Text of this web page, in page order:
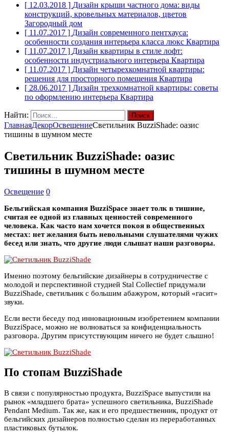
[ 12.03.2018 ] Дизайн крыши частного дома: виды
конструкций, кровельных материалов, цветов
Загородный дом
[ 11.07.2017 ] Дизайн современного пентхауса:
особенности создания интерьера класса люкс Квартира
[ 11.07.2017 ] Дизайн квартиры в стиле лофт:
особенности индустриального интерьера Квартира
[ 11.07.2017 ] Дизайн четырехкомнатной квартиры:
решения для просторного помещения Квартира
[ 28.06.2017 ] Дизайн трехкомнатной квартиры: советы
по оформлению интерьера Квартира
Найти:
ГлавнаяДекорОсвещениеСветильник BuzziShade: оазис
тишины в шумном месте
Светильник BuzziShade: оазис
тишины в шумном месте
Освещение 0
Бельгийская компания BuzziSpace знает толк в тишине,
считая ее одной из главных ценностей современного
человека. Как часто нам хочется покоя в общественных
местах: нет желания быть невольными слушателями чужих
бесед или знать, что другие люди слышат наши разговоры.
Именно поэтому бельгийские дизайнеры в сотрудничестве с
молодой и перспективной студией Stal Collectief придумали
BuzziShade, светильник с большим абажуром, который «гасит»
звуки.
Если вести беседу под инновационным изобретением компании
BuzziSpace, можно не волноваться за конфиденциальность
разговора. Другим присутствующим ничего не будет слышно!
По стопам BuzziShade
В связи с популярностью продукта, BuzziSpace выпустили на
рынок «младшего брата» успешного светильника, BuzziShade
Pendant Medium. Так же, как и его предшественник, продукт от
бельгийских дизайнеров полностью сделан из переработанных
пластиковых бутылок.